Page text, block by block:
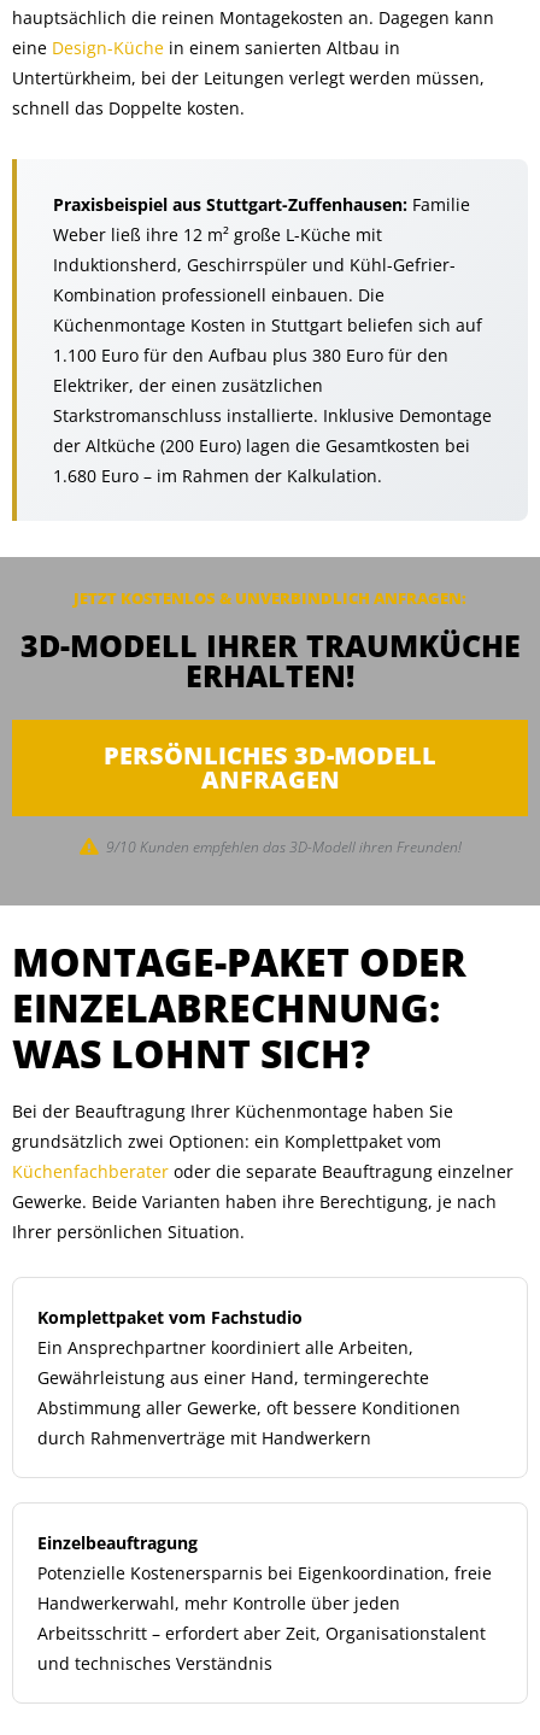
hauptsächlich die reinen Montagekosten an. Dagegen kann
eine Design-Küche in einem sanierten Altbau in
Untertürkheim, bei der Leitungen verlegt werden müssen,
schnell das Doppelte kosten.
Praxisbeispiel aus Stuttgart-Zuffenhausen: Familie
Weber ließ ihre 12 m² große L-Küche mit
Induktionsherd, Geschirrspüler und Kühl-Gefrier-
Kombination professionell einbauen. Die
Küchenmontage Kosten in Stuttgart beliefen sich auf
1.100 Euro für den Aufbau plus 380 Euro für den
Elektriker, der einen zusätzlichen
Starkstromanschluss installierte. Inklusive Demontage
der Altküche (200 Euro) lagen die Gesamtkosten bei
1.680 Euro – im Rahmen der Kalkulation.
JETZT KOSTENLOS & UNVERBINDLICH ANFRAGEN:
3D-MODELL IHRER TRAUMKÜCHE
ERHALTEN!
PERSÖNLICHES 3D-MODELL
ANFRAGEN
9/10 Kunden empfehlen das 3D-Modell ihren Freunden!
MONTAGE-PAKET ODER
EINZELABRECHNUNG:
WAS LOHNT SICH?
Bei der Beauftragung Ihrer Küchenmontage haben Sie
grundsätzlich zwei Optionen: ein Komplettpaket vom
Küchenfachberater oder die separate Beauftragung einzelner
Gewerke. Beide Varianten haben ihre Berechtigung, je nach
Ihrer persönlichen Situation.
Komplettpaket vom Fachstudio
Ein Ansprechpartner koordiniert alle Arbeiten,
Gewährleistung aus einer Hand, termingerechte
Abstimmung aller Gewerke, oft bessere Konditionen
durch Rahmenverträge mit Handwerkern
Einzelbeauftragung
Potenzielle Kostenersparnis bei Eigenkoordination, freie
Handwerkerwahl, mehr Kontrolle über jeden
Arbeitsschritt – erfordert aber Zeit, Organisationstalent
und technisches Verständnis